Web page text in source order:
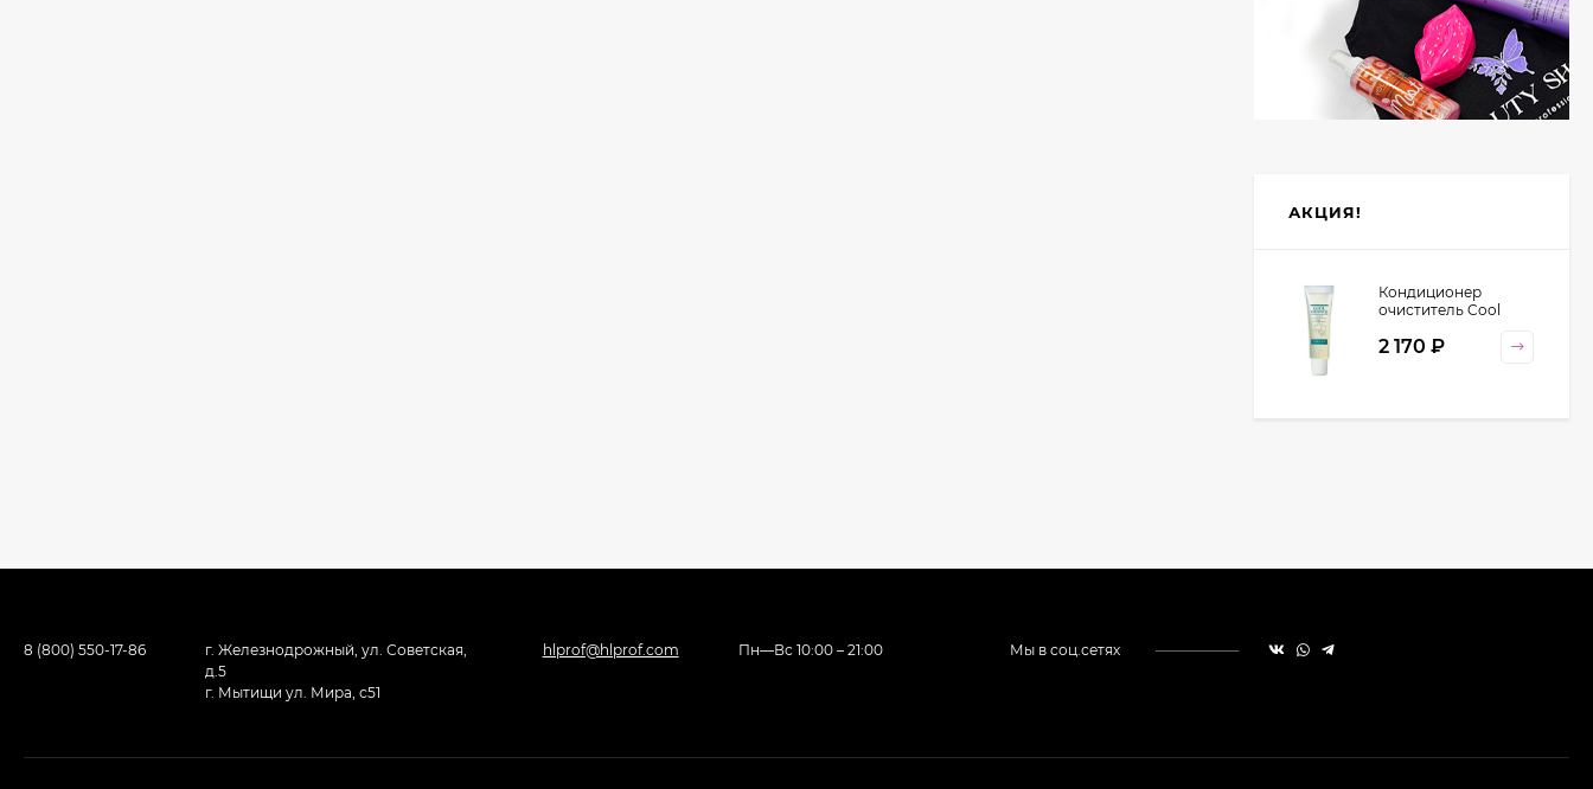
АКЦИЯ!
Кондиционер
очиститель Cool
Cosmetics, 130 гр
2 170 ₽
8 (800) 550-17-86
г. Железнодрожный, ул. Советская,
д.5
г. Мытищи ул. Мира, с51
hlprof@hlprof.com Пн—Вс 10:00 – 21:00 Мы в соц.сетях